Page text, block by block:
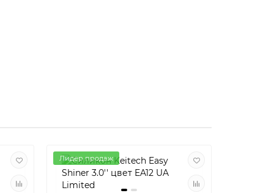
Лидер продаж